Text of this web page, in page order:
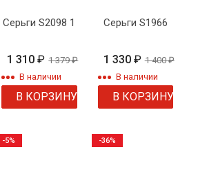
Серьги S2098 1
1 310₽ 1 379₽
В наличии
В КОРЗИНУ
Серьги S1966
1 330 ₽ 1 400₽
В наличии
В КОРЗИНУ
-5% -36%